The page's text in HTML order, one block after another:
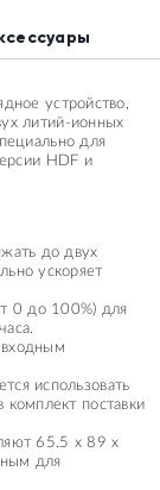
устройство,
литий-ионных
для
HDF и
до двух
ускоряет
0 до 100%) для
входным
использовать
комплект поставки
65.5 x 89 x
для